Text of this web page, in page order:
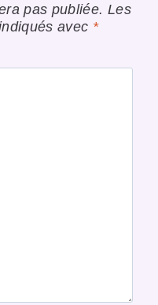
pas publiée. Les
avec *